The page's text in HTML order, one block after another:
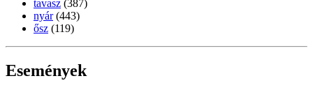
tavasz (387)
nyár (443)
ősz (119)
Események